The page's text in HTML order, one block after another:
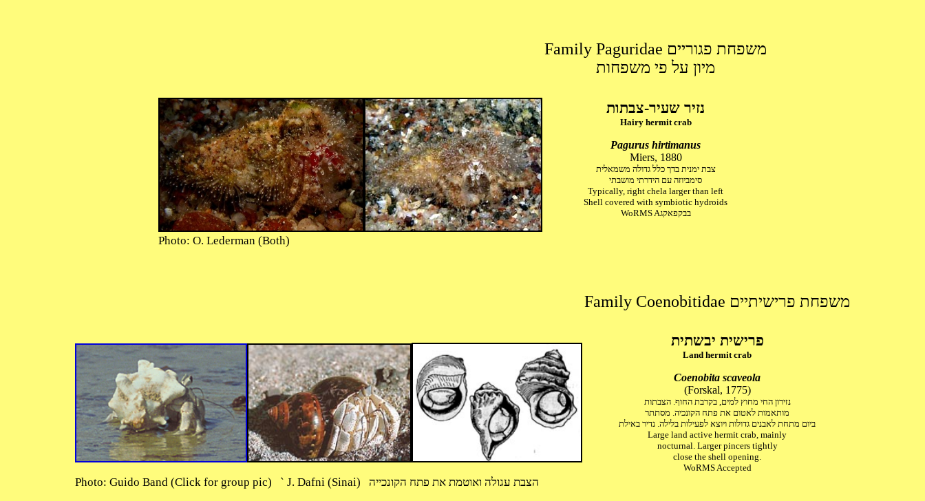
Family Paguridae משפחת פגוריים
מיון על פי משפחות
נזיר שעיר-צבתות
Hairy hermit crab
Pagurus hirtimanus
Miers, 1880
צבת ימנית בדך כלל גדולה משמאלית
סימביוזה עם הידרתי מושבתי
Typically, right chela larger than left
Shell covered with symbiotic hydroids
WoRMS Aבבקפאקג
Photo: O. Lederman (Both)
Family Coenobitidae משפחת פרישיתיים
פרישית יבשתית
Land hermit crab
Coenobita scaveola
(Forskal, 1775)
נזירון החי מחוץ למים, בקרבת החוף. הצבתות
מותאמות לאטום את פתח הקונכיה. מסתתר
ביום מתחת לאבנים גדולות ויוצא לפעילות בלילה. נדיר באילת
Large land active hermit crab, mainly
nocturnal. Larger pincers tightly
close the shell opening.
WoRMS Accepted
Photo: Guido Band (Click for group pic) ` J. Dafni (Sinai) הצבת עגולה ואוטמת את פתח הקונכייה